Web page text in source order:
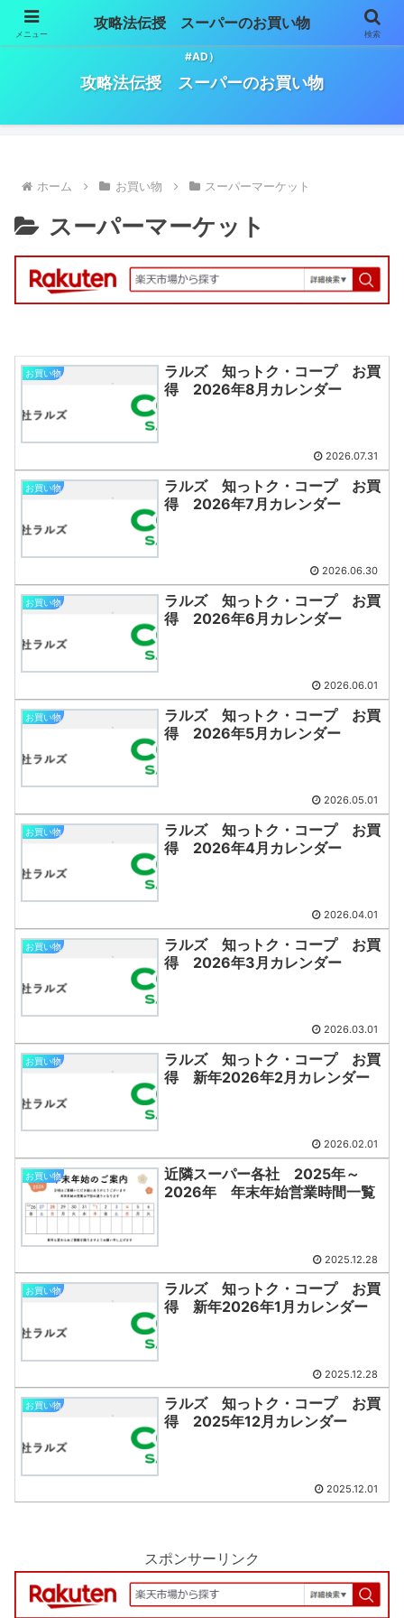
スーパーマーケットでのお買い物必勝法。（※記事には広告が含まれます。
#AD）
攻略法伝授 スーパーのお買い物
ホーム お買い物 スーパーマーケット
スーパーマーケット
お買い物
ラルズ 知っトク・コープ お買
得 2026年8月カレンダー
2026.07.31
お買い物
ラルズ 知っトク・コープ お買
得 2026年7月カレンダー
2026.06.30
お買い物
ラルズ 知っトク・コープ お買
得 2026年6月カレンダー
2026.06.01
お買い物
ラルズ 知っトク・コープ お買
得 2026年5月カレンダー
2026.05.01
お買い物
ラルズ 知っトク・コープ お買
得 2026年4月カレンダー
2026.04.01
お買い物
ラルズ 知っトク・コープ お買
得 2026年3月カレンダー
2026.03.01
お買い物
ラルズ 知っトク・コープ お買
得 新年2026年2月カレンダー
2026.02.01
お買い物
近隣スーパー各社 2025年～
2026年 年末年始営業時間一覧
2025.12.28
お買い物
ラルズ 知っトク・コープ お買
得 新年2026年1月カレンダー
2025.12.28
お買い物
ラルズ 知っトク・コープ お買
得 2025年12月カレンダー
2025.12.01
スポンサーリンク
メニュー
攻略法伝授 スーパーのお買い物
検索